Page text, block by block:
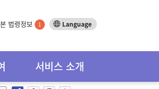
법령정보 1 Language
서비스 소개